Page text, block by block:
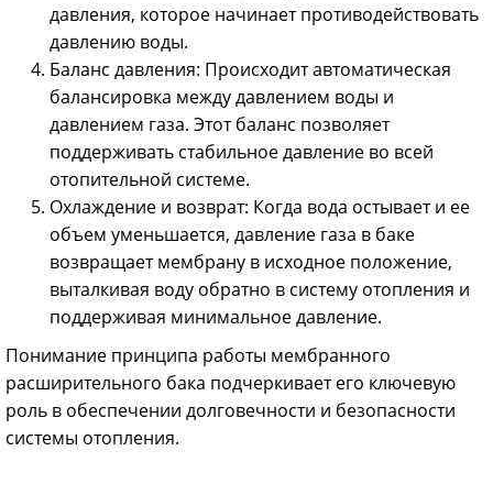
давления, которое начинает противодействовать
давлению воды.
Баланс давления: Происходит автоматическая
балансировка между давлением воды и
давлением газа. Этот баланс позволяет
поддерживать стабильное давление во всей
отопительной системе.
Охлаждение и возврат: Когда вода остывает и ее
объем уменьшается, давление газа в баке
возвращает мембрану в исходное положение,
выталкивая воду обратно в систему отопления и
поддерживая минимальное давление.
Понимание принципа работы мембранного
расширительного бака подчеркивает его ключевую
роль в обеспечении долговечности и безопасности
системы отопления.